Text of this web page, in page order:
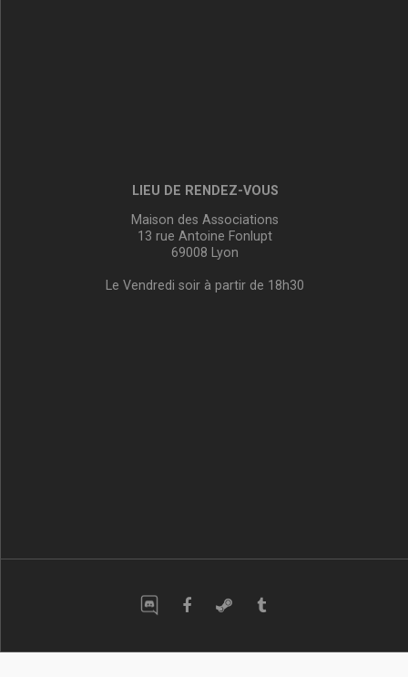
LIEU DE RENDEZ-VOUS
Maison des Associations
13 rue Antoine Fonlupt
69008 Lyon
Le Vendredi soir à partir de 18h30